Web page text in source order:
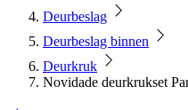
Deurbeslag
Deurbeslag binnen
Deurkruk
Novidade deurkrukset